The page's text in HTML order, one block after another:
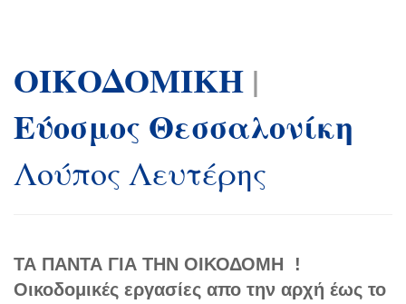
ΟΙΚΟΔΟΜΙΚΗ |
Εύοσμος Θεσσαλονίκη
Λούπος Λευτέρης
ΤΑ ΠΑΝΤΑ ΓΙΑ ΤΗΝ ΟΙΚΟΔΟΜΗ !
Οικοδομικές εργασίες απο την αρχή έως το